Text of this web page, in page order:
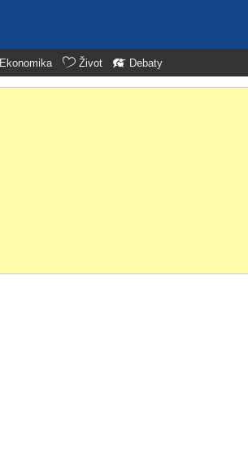
Ekonomika Život Debaty